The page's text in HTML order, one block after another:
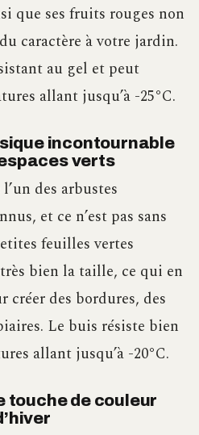
que ses fruits rouges non
caractère à votre jardin.
au gel et peut
allant jusqu’à -25°C.
incontournable
verts
des arbustes
et ce n’est pas sans
feuilles vertes
bien la taille, ce qui en
des bordures, des
Le buis résiste bien
allant jusqu’à -20°C.
touche de couleur